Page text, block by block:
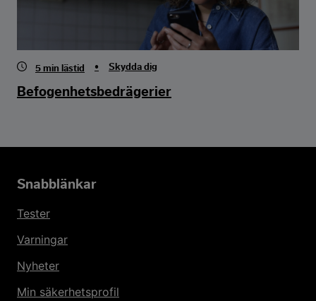
5 min lästid • Skydda dig
Befogenhetsbedrägerier
Snabblänkar
Tester
Varningar
Nyheter
Min säkerhetsprofil